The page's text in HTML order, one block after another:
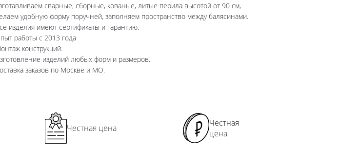
сварные, сборные, кованые, литые перила высотой от 90 см,
удобную форму поручней, заполняем пространство между балясинами.
изделия имеют сертификаты и гарантию.
работы с 2013 года
конструкций.
изделий любых форм и размеров.
заказов по Москве и МО.
Честная цена
Честная
цена